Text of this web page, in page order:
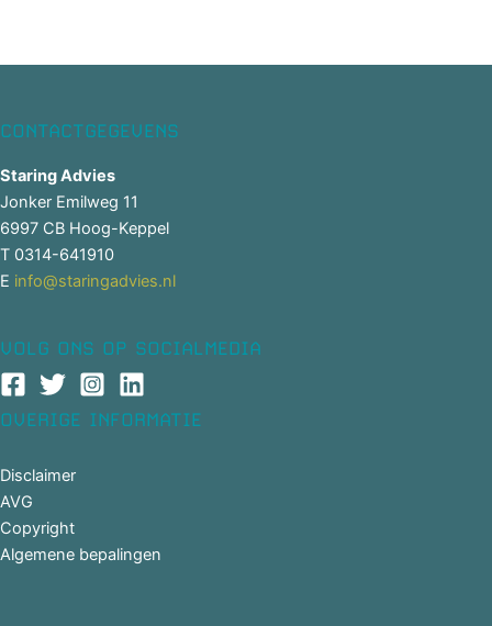
CONTACTGEGEVENS
Staring Advies
Jonker Emilweg 11
6997 CB Hoog-Keppel
T 0314-641910
E info@staringadvies.nl
VOLG ONS OP SOCIALMEDIA
OVERIGE INFORMATIE
Disclaimer
AVG
Copyright
Algemene bepalingen